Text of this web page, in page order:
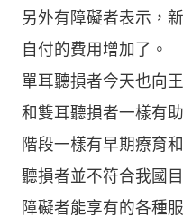
另外有障礙者表示，
自付的費用增加了。
單耳聽損者今天也向
和雙耳聽損者一樣有
階段一樣有早期療育
聽損者並不符合我國
障礙者能享有的各種